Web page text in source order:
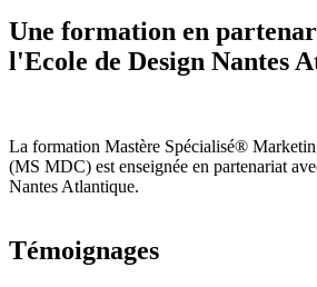
Une formation en
l'Ecole de Design Nantes
La formation Mastère Spécialisé®
(MS MDC) est enseignée en partenariat
Nantes Atlantique.
Témoignages